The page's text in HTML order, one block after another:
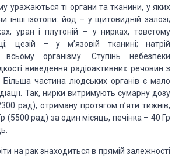
уражаються ті органи та тканини, у яких
інші ізотопи: йод – у щитовидній залозі;
уран і плутоній – у нирках, товстому
цезій – у м’язовій тканині; натрій
організму. Ступінь небезпеки
виведення радіоактивних речовин з
Більша частина людських органів є мало
Так, нирки витримують сумарну дозу
рад), отриману протягом п’яти тижнів,
(5500 рад) за один місяць, печінка – 40 Гр
на рак знаходиться в прямій залежності